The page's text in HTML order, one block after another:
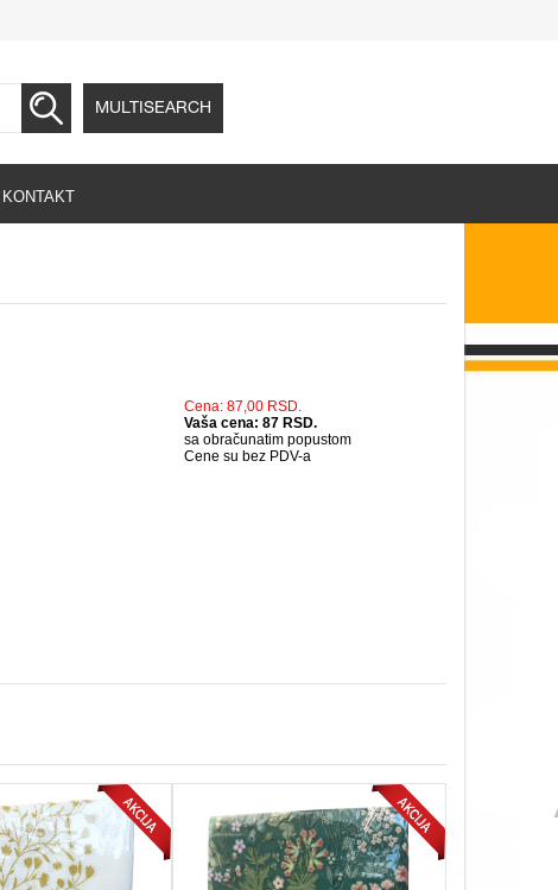
KONTAKT
MULTISEARCH
Cena: 87,00 RSD.
Vaša cena: 87 RSD.
sa obračunatim popustom
Cene su bez PDV-a